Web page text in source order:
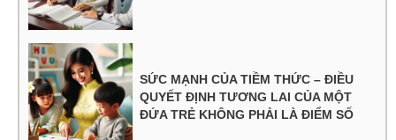
SỨC MẠNH CỦA TIỀM THỨC – ĐIỀU
QUYẾT ĐỊNH TƯƠNG LAI CỦA MỘT
ĐỨA TRẺ KHÔNG PHẢI LÀ ĐIỂM SỐ